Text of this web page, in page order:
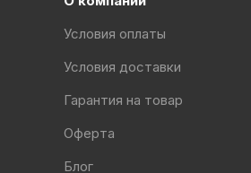
Условия оплаты
Условия доставки
Гарантия на товар
Оферта
Блог